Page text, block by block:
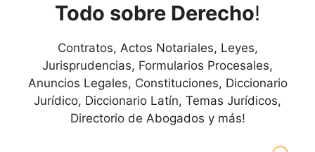
Todo sobre Derecho!
Contratos, Actos Notariales, Leyes,
Jurisprudencias, Formularios Procesales,
Anuncios Legales, Constituciones, Diccionario
Jurídico, Diccionario Latín, Temas Jurídicos,
Directorio de Abogados y más!